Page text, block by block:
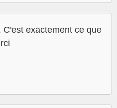
exactement ce que